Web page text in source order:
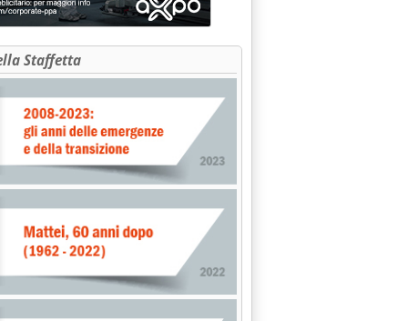
in Algeria '
Staffetta